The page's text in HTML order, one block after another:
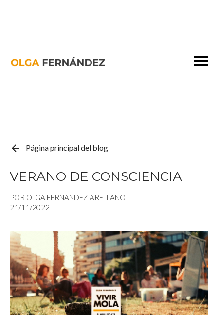
Página principal del blog
VERANO DE CONSCIENCIA
POR OLGA FERNANDEZ ARELLANO
21/11/2022